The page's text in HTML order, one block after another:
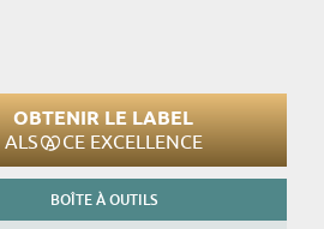
OBTENIR LE LABEL
ALS CE EXCELLENCE
BOÎTE À OUTILS